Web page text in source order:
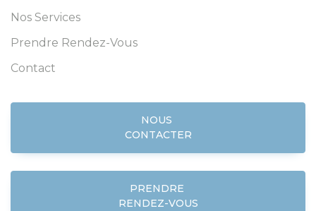
Nos Services
Prendre Rendez-Vous
Contact
NOUS
CONTACTER
PRENDRE
RENDEZ-VOUS